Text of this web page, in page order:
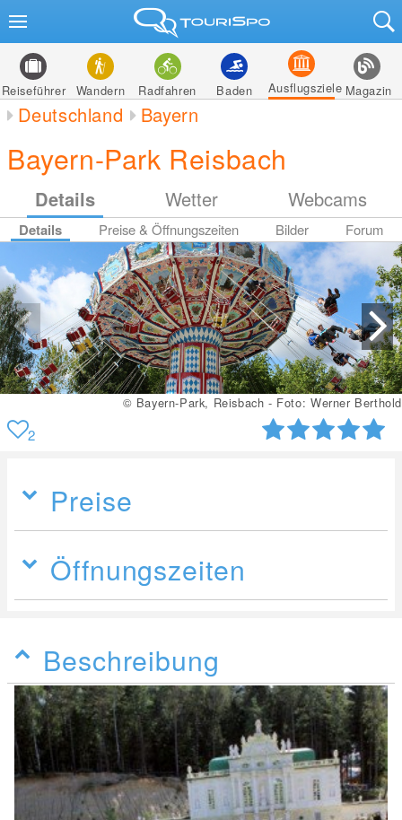
Reiseführer Wandern Radfahren Baden Ausflugsziele Magazin
Deutschland Bayern
Bayern-Park Reisbach
Details Wetter Webcams
Details Preise & Öffnungszeiten Bilder Forum
© Bayern-Park, Reisbach
2
Preise
Öffnungszeiten
Beschreibung